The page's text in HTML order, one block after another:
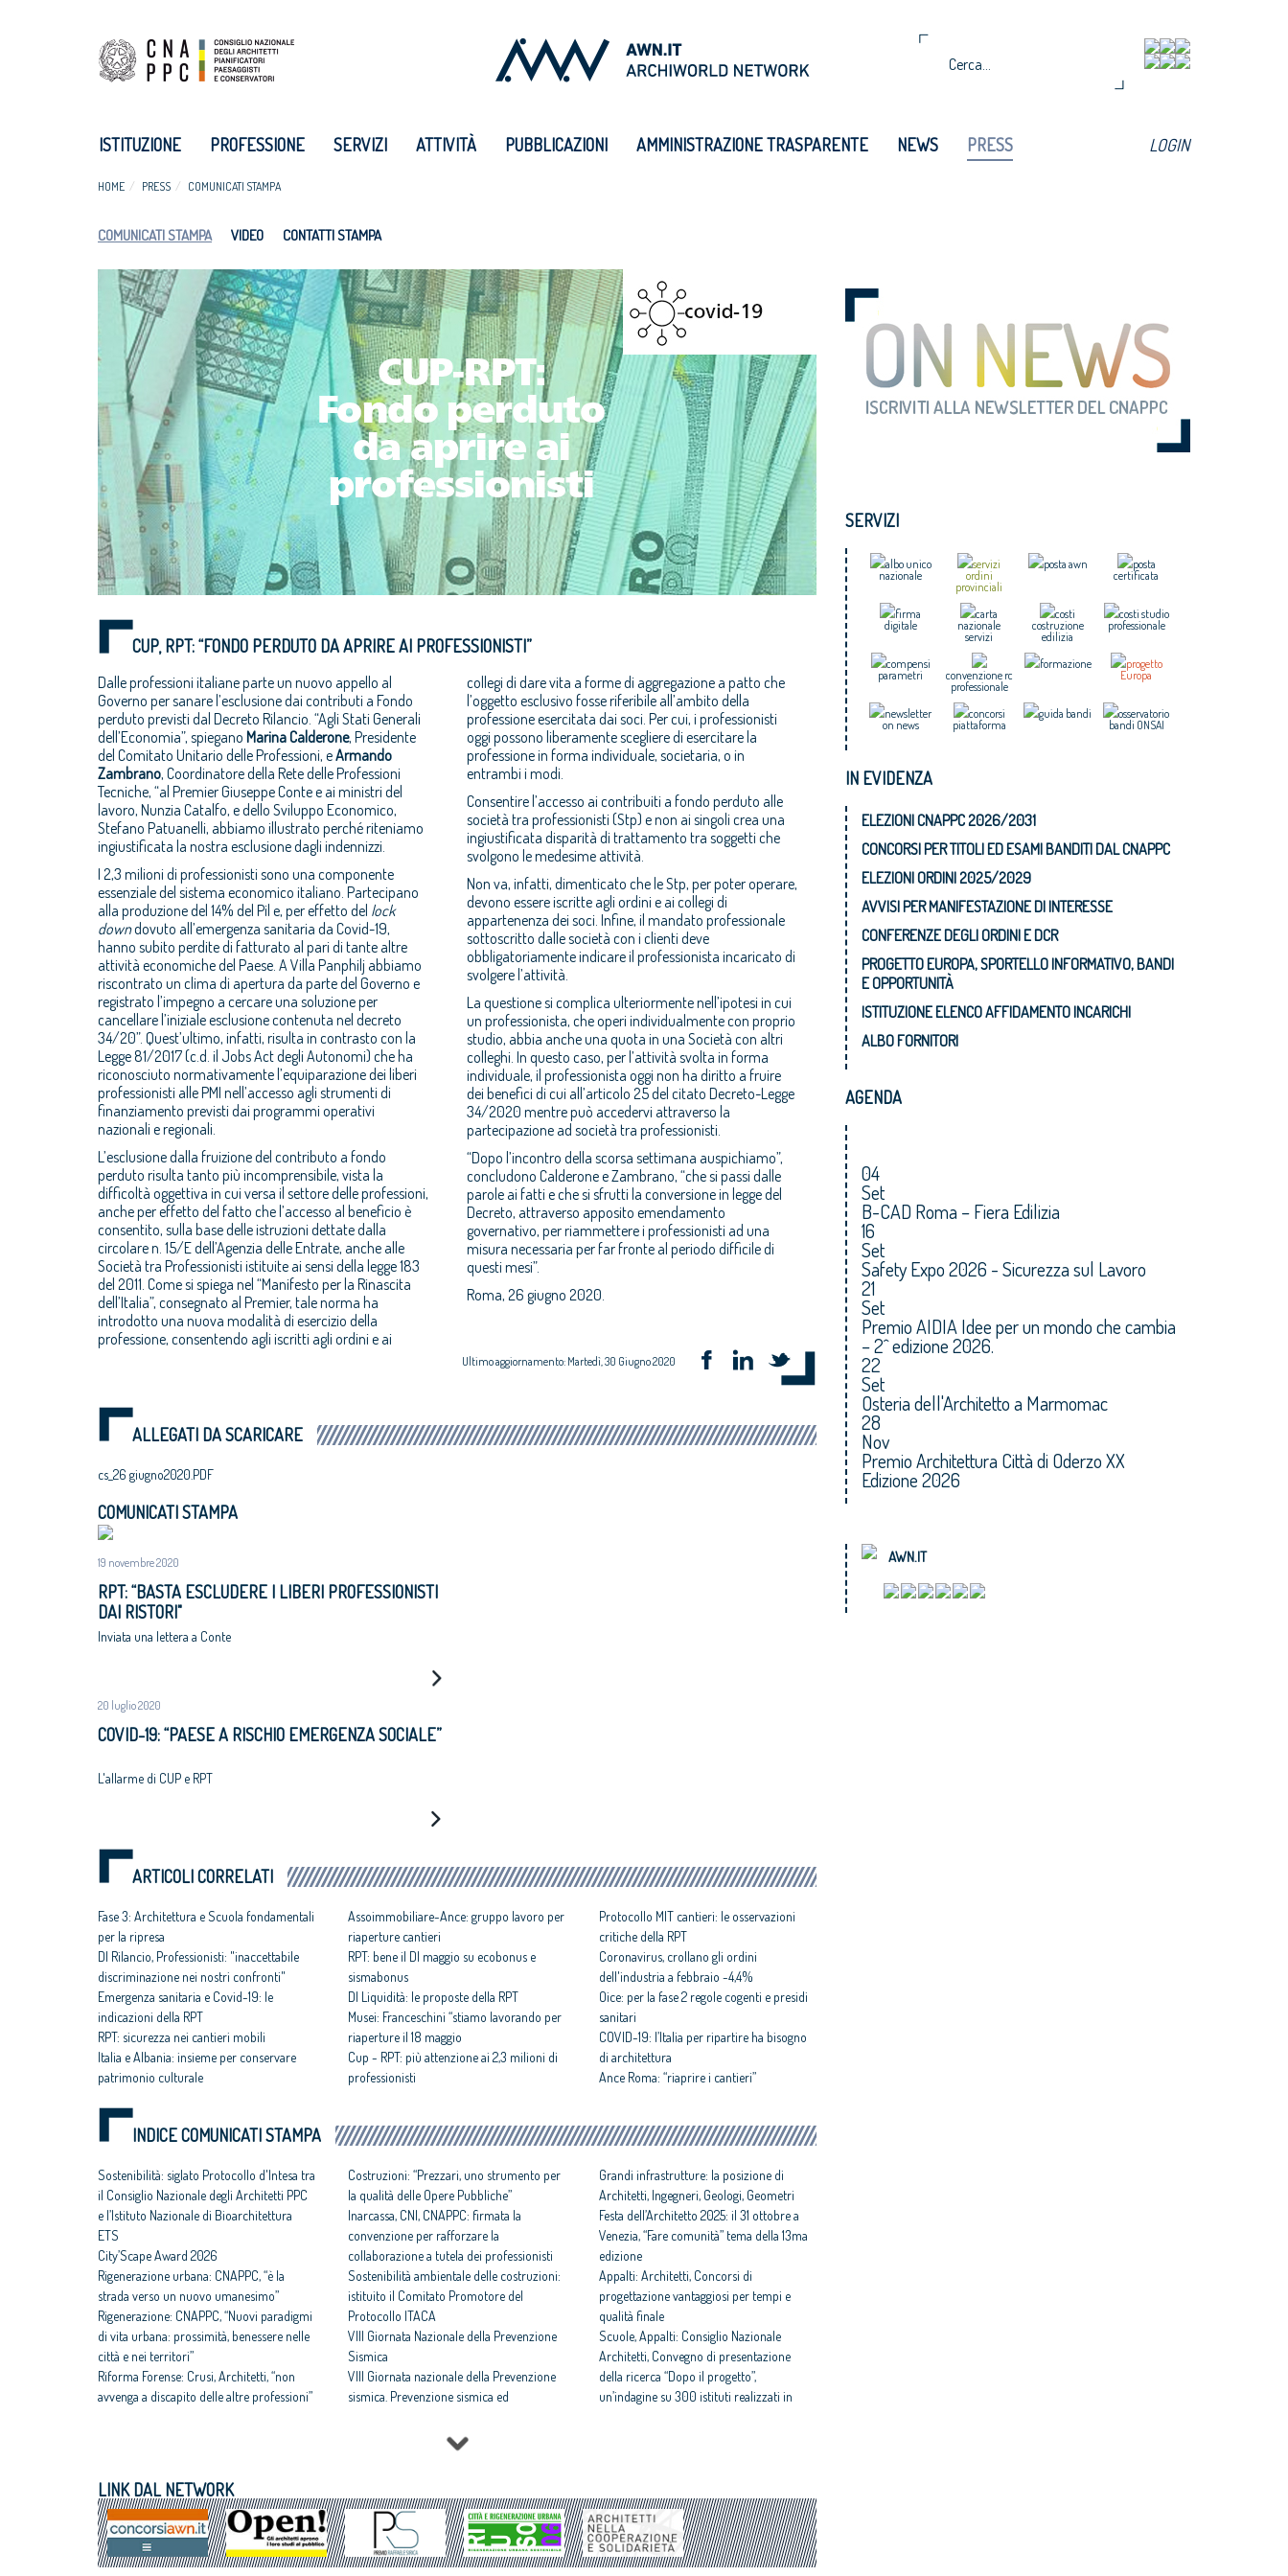
ISTITUZIONE PROFESSIONE SERVIZI ATTIVITÀ PUBBLICAZIONI AMMINISTRAZIONE TRASPARENTE NEWS PRESS LOGIN
HOME PRESS COMUNICATI STAMPA
COMUNICATI STAMPA VIDEO CONTATTI STAMPA
CUP, RPT: “FONDO PERDUTO DA APRIRE AI PROFESSIONISTI”
Dalle professioni italiane parte un nuovo appello al
Governo per sanare l’esclusione dai contributi a Fondo
perduto previsti dal Decreto Rilancio. “Agli Stati Generali
dell’Economia”, spiegano Marina Calderone, Presidente
del Comitato Unitario delle Professioni, eArmando
Zambrano, Coordinatore della Rete delle Professioni
Tecniche, “al Premier Giuseppe Conte e ai ministri del
lavoro, Nunzia Catalfo, e dello Sviluppo Economico,
Stefano Patuanelli, abbiamo illustrato perché riteniamo
ingiustificata la nostra esclusione dagli indennizzi.
I 2,3 milioni di professionisti sono una componente
essenziale del sistema economico italiano. Partecipano
alla produzione del 14% del Pil e, per effetto del lock
downdovuto all’emergenza sanitaria da Covid-19,
hanno subito perdite di fatturato al pari di tante altre
attività economiche del Paese. A Villa Panphilj abbiamo
riscontrato un clima di apertura da parte del Governo e
registrato l’impegno a cercare una soluzione per
cancellare l’iniziale esclusione contenuta nel decreto
34/20”. Quest’ultimo, infatti, risulta in contrasto con la
Legge 81/2017 (c.d. il Jobs Act degli Autonomi) che ha
riconosciuto normativamente l’equiparazione dei liberi
professionisti alle PMI nell’accesso agli strumenti di
finanziamento previsti dai programmi operativi
nazionali e regionali.
L’esclusione dalla fruizione del contributo a fondo
perduto risulta tanto più incomprensibile, vista la
difficoltà oggettiva in cui versa il settore delle professioni,
anche per effetto del fatto che l’accesso al beneficio è
consentito, sulla base delle istruzioni dettate dalla
circolare n. 15/E dell’Agenzia delle Entrate, anche alle
Società tra Professionisti istituite ai sensi della legge 183
del 2011. Come si spiega nel “Manifesto per la Rinascita
dell’Italia”, consegnato al Premier, tale norma ha
introdotto una nuova modalità di esercizio della
professione, consentendo agli iscritti agli ordini e ai
collegi di dare vita a forme di aggregazione a patto che
l’oggetto esclusivo fosse riferibile all’ambito della
professione esercitata dai soci. Per cui, i professionisti
oggi possono liberamente scegliere di esercitare la
professione in forma individuale, societaria, o in
entrambi i modi.
Consentire l’accesso ai contribuiti a fondo perduto alle
società tra professionisti (Stp) e non ai singoli crea una
ingiustificata disparità di trattamento tra soggetti che
svolgono le medesime attività.
Non va, infatti, dimenticato che le Stp, per poter operare,
devono essere iscritte agli ordini e ai collegi di
appartenenza dei soci. Infine, il mandato professionale
sottoscritto dalle società con i clienti deve
obbligatoriamente indicare il professionista incaricato di
svolgere l’attività.
La questione si complica ulteriormente nell’ipotesi in cui
un professionista, che operi individualmente con proprio
studio, abbia anche una quota in una Società con altri
colleghi. In questo caso, per l’attività svolta in forma
individuale, il professionista oggi non ha diritto a fruire
dei benefici di cui all’articolo 25 del citato Decreto-Legge
34/2020 mentre può accedervi attraverso la
partecipazione ad società tra professionisti.
“Dopo l’incontro della scorsa settimana auspichiamo”,
concludono Calderone e Zambrano, “che si passi dalle
parole ai fatti e che si sfrutti la conversione in legge del
Decreto, attraverso apposito emendamento
governativo, per riammettere i professionisti ad una
misura necessaria per far fronte al periodo difficile di
questi mesi”.
Roma, 26 giugno 2020.
Ultimo aggiornamento: Martedì, 30 Giugno 2020
ALLEGATI DA SCARICARE
cs_26 giugno2020.PDF
COMUNICATI STAMPA
19 novembre 2020
RPT: “BASTA ESCLUDERE I LIBERI PROFESSIONISTI
DAI RISTORI"
Inviata una lettera a Conte
20 luglio 2020
COVID-19: “PAESE A RISCHIO EMERGENZA SOCIALE”
L'allarme di CUP e RPT
ARTICOLI CORRELATI
Fase 3: Architettura e Scuola fondamentali
per la ripresa
Dl Rilancio, Professionisti: "inaccettabile
discriminazione nei nostri confronti"
Emergenza sanitaria e Covid-19: le
indicazioni della RPT
RPT: sicurezza nei cantieri mobili
Italia e Albania: insieme per conservare
patrimonio culturale
Assoimmobiliare-Ance: gruppo lavoro per
riaperture cantieri
RPT: bene il Dl maggio su ecobonus e
sismabonus
Dl Liquidità: le proposte della RPT
Musei: Franceschini “stiamo lavorando per
riaperture il 18 maggio
Cup - RPT: più attenzione ai 2,3 milioni di
professionisti
Protocollo MIT cantieri: le osservazioni
critiche della RPT
Coronavirus, crollano gli ordini
dell'industria a febbraio -4,4%
Oice: per la fase 2 regole cogenti e presidi
sanitari
COVID-19: l’Italia per ripartire ha bisogno
di architettura
Ance Roma: “riaprire i cantieri”
INDICE COMUNICATI STAMPA
Sostenibilità: siglato Protocollo d'Intesa tra
il Consiglio Nazionale degli Architetti PPC
e l’Istituto Nazionale di Bioarchitettura
ETS
City’Scape Award 2026
Rigenerazione urbana: CNAPPC, “è la
strada verso un nuovo umanesimo”
Rigenerazione: CNAPPC, “Nuovi paradigmi
di vita urbana: prossimità, benessere nelle
città e nei territori”
Riforma Forense: Crusi, Architetti, “non
avvenga a discapito delle altre professioni”
razionalizzazione, procedure unificate e
connessione tra edilizia e urbanistica
elementi imprescindibili”
Pari opportunità: Rapporto di ricerca sulla
Costruzioni: “Prezzari, uno strumento per
la qualità delle Opere Pubbliche”
Inarcassa, CNI, CNAPPC: firmata la
convenzione per rafforzare la
collaborazione a tutela dei professionisti
Sostenibilità ambientale delle costruzioni:
istituito il Comitato Promotore del
Protocollo ITACA
VIII Giornata Nazionale della Prevenzione
Sismica
VIII Giornata nazionale della Prevenzione
sismica. Prevenzione sismica ed
Architettura e Scuola: presentato il
della domanda” per le Istituzioni e le
Scuole italiane
Scuola: a Roma, il 4 dicembre, lancio del
Manifesto di “Abitare il Paese - La cultura
Grandi infrastrutture: la posizione di
Architetti, Ingegneri, Geologi, Geometri
Festa dell’Architetto 2025: il 31 ottobre a
Venezia, “Fare comunità” tema della 13ma
edizione
Appalti: Architetti, Concorsi di
progettazione vantaggiosi per tempi e
qualità finale
Scuole, Appalti: Consiglio Nazionale
Architetti, Convegno di presentazione
della ricerca “Dopo il progetto”,
un’indagine su 300 istituti realizzati in
Remtech Expo 2025: Crusi, Architetti “in
linea con le politiche del CNAPPC che
pongono l’uomo al centro dei processi
delle trasformazioni ambientali e sociali
LINK DAL NETWORK
SERVIZI
albo unico
nazionale
servizi
ordini
provinciali
posta awn
posta
certificata
firma
digitale
carta
nazionale
servizi
costi
costruzione
edilizia
costi studio
professionale
compensi
parametri
convenzione rc
professionale
formazione
progetto
Europa
newsletter
on news
concorsi
piattaforma
guida bandi
osservatorio
bandi ONSAI
IN EVIDENZA
ELEZIONI CNAPPC 2026/2031
CONCORSI PER TITOLI ED ESAMI BANDITI DAL CNAPPC
ELEZIONI ORDINI 2025/2029
AVVISI PER MANIFESTAZIONE DI INTERESSE
CONFERENZE DEGLI ORDINI E DCR
PROGETTO EUROPA, SPORTELLO INFORMATIVO, BANDI
E OPPORTUNITÀ
ISTITUZIONE ELENCO AFFIDAMENTO INCARICHI
ALBO FORNITORI
AGENDA
04
Set
B-CAD Roma – Fiera Edilizia
16
Set
Safety Expo 2026 - Sicurezza sul Lavoro
21
Set
Premio AIDIA Idee per un mondo che cambia
– 2^ edizione 2026.
22
Set
Osteria dell'Architetto a Marmomac
28
Nov
Premio Architettura Città di Oderzo XX
Edizione 2026
AWN.IT